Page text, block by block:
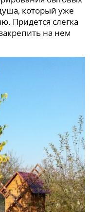
который уже
Придется слегка
на нем